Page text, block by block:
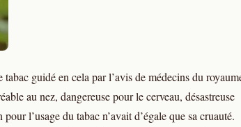
guidé en cela par l’avis de médecins du
au nez, dangereuse pour le cerveau, désastreuse
l’usage du tabac n’avait d’égale que sa cruauté.